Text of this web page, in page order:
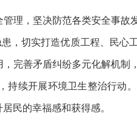
管理，坚决防范各类安全事故
，切实打造优质工程、民心
完善矛盾纠纷多元化解机
持续开展环境卫生整治行动。
民的幸福感和获得感。